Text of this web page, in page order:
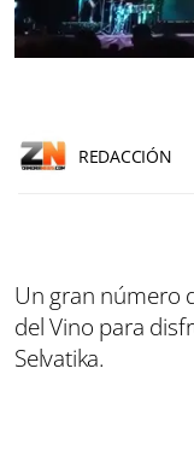
REDACCIÓN
Un gran número
del Vino para
Selvatika.